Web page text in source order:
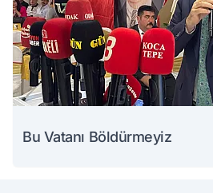
Bu Vatanı Böldürmeyiz